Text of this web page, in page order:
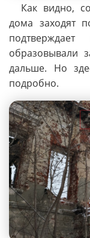
Как видно,
дома заходят
образовывали
дальше. Но
подробно.